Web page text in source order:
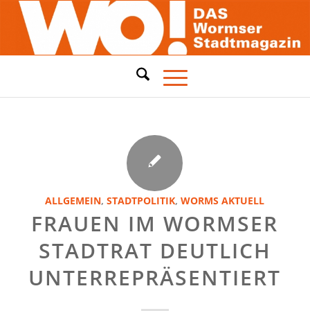
ALLGEMEIN,STADTPOLITIK,WORMS AKTUELL
FRAUEN IM WORMSER
STADTRAT DEUTLICH
UNTERREPRÄSENTIERT